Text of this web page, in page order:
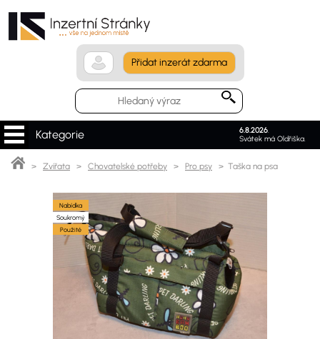
Přidat inzerát zdarma
6.8.2026.
Svátek má Oldřiška.
Kategorie
> Zvířata > Chovatelské potřeby > Pro psy > Taška na psa
Nabídka
Soukromý
Použité